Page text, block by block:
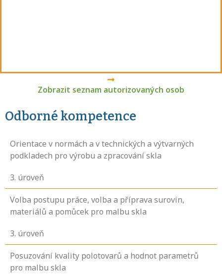
Zobrazit seznam autorizovaných osob
Odborné kompetence
Orientace v normách a v technických a výtvarných
podkladech pro výrobu a zpracování skla
3. úroveň
Volba postupu práce, volba a příprava surovin,
materiálů a pomůcek pro malbu skla
3. úroveň
Posuzování kvality polotovarů a hodnot parametrů
pro malbu skla